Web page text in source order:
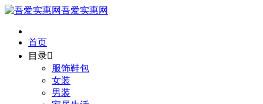
吾爱实惠网
首页
目录
服饰鞋包
女装
男装